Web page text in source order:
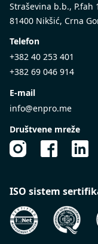
Straševina b.b., P.fah
81400 Nikšić, Crna
Telefon
+382 40 253 401
+382 69 046 914
E-mail
info@enpro.me
Društvene mreže
ISO sistem